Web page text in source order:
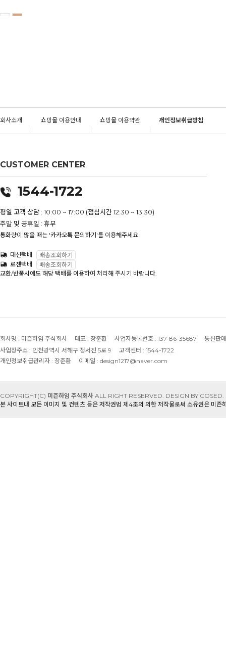
회사소개 쇼핑몰 이용안내 쇼핑몰 이용약관 개인정보취급방침
CUSTOMER CENTER
1544-1722
평일 고객 상담 : 10:00 ~ 17:00 (점심시간 12:30 ~ 13:30)
주말 및 공휴일 : 휴무
통화량이 많을 때는 '카카오톡 문의하기'를 이용해주세요.
대신택배
배송조회하기
로젠택배
배송조회하기
교환/반품시에도 해당 택배를 이용하여 처리해 주시기 바랍니다.
회사명 : 미즌하임 주식회사 대표 : 장준환 사업자등록번호 : 137-86-35687
통신판
사업장주소 : 인천광역시 서해구 정서진 5로 9 고객센터 : 1544-1722
개인정보취급관리자 : 장준환 이메일 : design1217@naver.com
COPYRIGHT(C) 미즌하임 주식회사 ALL RIGHT RESERVED. DESIGN BY COSED.
본 사이트내 모든 이미지 및 컨텐츠 등은 저작권법 제4조의 의한 저작물로써 소유권은 미